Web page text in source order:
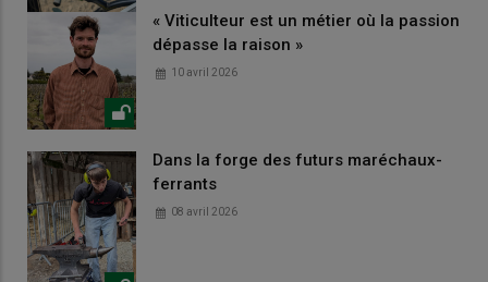
« Viticulteur est un métier où la passion
dépasse la raison »
10 avril 2026
Dans la forge des futurs maréchaux-
ferrants
08 avril 2026